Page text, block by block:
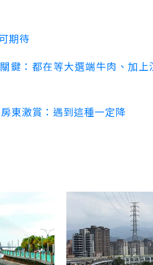
期待
鍵：都在等大選端牛肉、加上
東激賞：遇到這種一定降